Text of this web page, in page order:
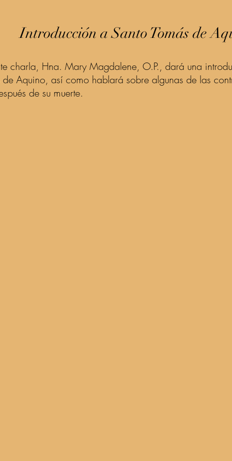
Introducción a Santo Tomás de
charla, Hna. Mary Magdalene, O.P., dará una
de Aquino, así como hablará sobre algunas de las
de su muerte.